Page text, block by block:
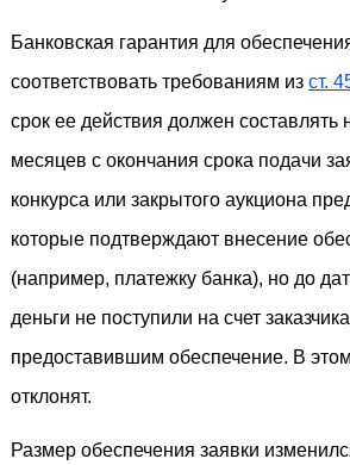
Банковская гарантия для
соответствовать требованиям из ст.
срок ее действия должен
месяцев с окончания срока подачи
конкурса или закрытого аукциона
которые подтверждают внесение
(например, платежку банка), но до
деньги не поступили на счет
предоставившим обеспечение. В
отклонят.
Размер обеспечения заявки